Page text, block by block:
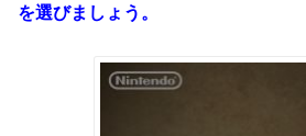
を選びましょう。